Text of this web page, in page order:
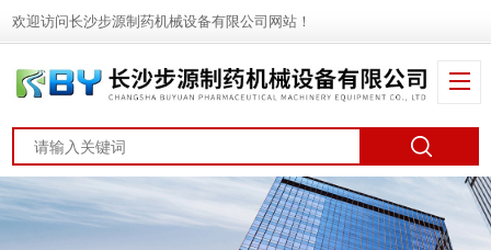
欢迎访问长沙步源制药机械设备有限公司网站！